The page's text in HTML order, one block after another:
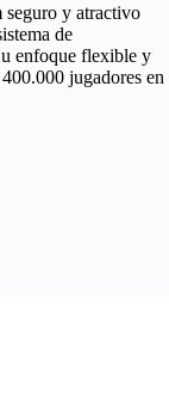
y atractivo
de
enfoque flexible y
jugadores en